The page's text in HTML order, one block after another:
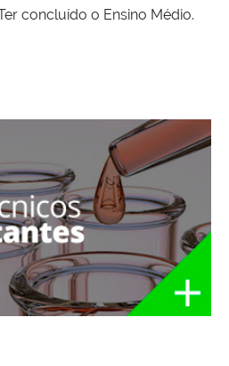
concluído o Ensino Médio.